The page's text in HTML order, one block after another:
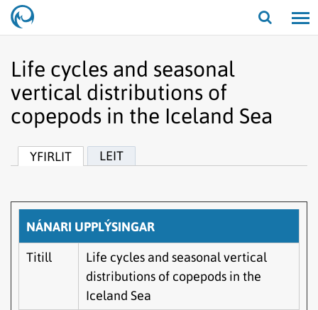
Opna/
Life cycles and seasonal
vertical distributions of
copepods in the Iceland Sea
YFIRLIT LEIT
NÁNARI UPPLÝSINGAR
Titill
Life cycles and seasonal vertical
distributions of copepods in the
Iceland Sea